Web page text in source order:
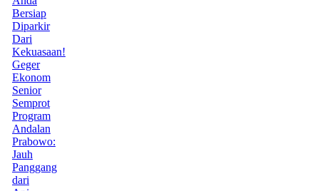
Bersiap
Diparkir
Dari
Kekuasaan!
Geger
Ekonom
Senior
Semprot
Program
Andalan
Prabowo:
Jauh
Panggang
dari